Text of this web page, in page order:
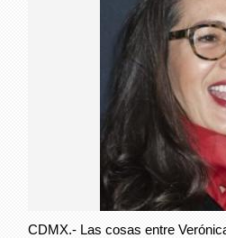
CDMX.- Las cosas entre